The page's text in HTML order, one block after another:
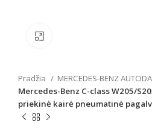
Pradžia MERCEDES-BENZ
Mercedes-Benz C-class W205/
priekinė kairė pneumatinė